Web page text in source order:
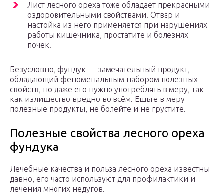
Лист лесного ореха тоже обладает прекрасными
оздоровительными свойствами. Отвар и
настойка из него применяется при нарушениях
работы кишечника, простатите и болезнях
почек.
Безусловно, фундук — замечательный продукт,
обладающий феноменальным набором полезных
свойств, но даже его нужно употреблять в меру, так
как излишество вредно во всём. Ешьте в меру
полезные продукты, не болейте и не грустите.
Полезные свойства лесного ореха
фундука
Лечебные качества и польза лесного ореха известны
давно, его часто используют для профилактики и
лечения многих недугов.